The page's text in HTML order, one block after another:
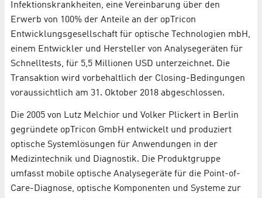
Infektionskrankheiten, eine Vereinbarung über den
Erwerb von 100% der Anteile an der opTricon
Entwicklungsgesellschaft für optische Technologien mbH,
einem Entwickler und Hersteller von Analysegeräten für
Schnelltests, für 5,5 Millionen USD unterzeichnet. Die
Transaktion wird vorbehaltlich der Closing-Bedingungen
voraussichtlich am 31. Oktober 2018 abgeschlossen.
Die 2005 von Lutz Melchior und Volker Plickert in Berlin
gegründete opTricon GmbH entwickelt und produziert
optische Systemlösungen für Anwendungen in der
Medizintechnik und Diagnostik. Die Produktgruppe
umfasst mobile optische Analysegeräte für die Point-of-
Care-Diagnose, optische Komponenten und Systeme zur